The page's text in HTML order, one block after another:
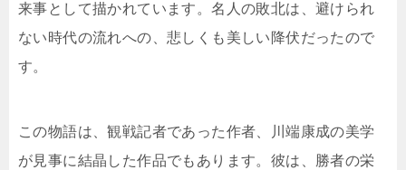
来事として描かれています。名人の敗北は、避けられ
ない時代の流れへの、悲しくも美しい降伏だったので
す。
この物語は、観戦記者であった作者、川端康成の美学
が見事に結晶した作品でもあります。彼は、勝者の栄